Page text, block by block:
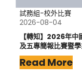
試務組-校外比賽
2026-08-04
【轉知】2026年
及五專簡報比賽暨
Read More